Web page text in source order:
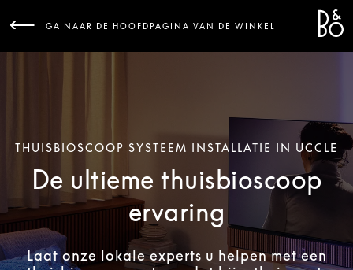
GA NAAR DE HOOFDPAGINA VAN DE WINKEL
THUISBIOSCOOP SYSTEEM INSTALLATIE IN UCCLE
De ultieme thuisbioscoop
ervaring
Laat onze lokale experts u helpen met een